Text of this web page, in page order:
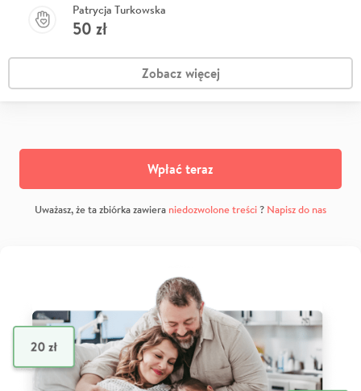
Patrycja Turkowska
50 zł
Zobacz więcej
Wpłać teraz
Uważasz, że ta zbiórka zawiera niedozwolone treści? Napisz do nas